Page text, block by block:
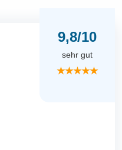
9,8/10
sehr gut
★★★★★